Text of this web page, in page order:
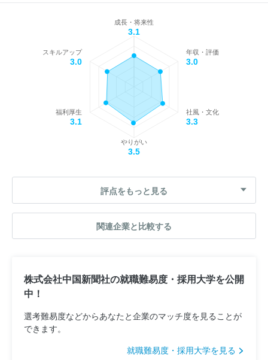
成長・将来性
3.1
年収・評価
3.0
社風・文化
3.3
やりがい
3.5
福利厚生
3.1
スキルアップ
3.0
評点をもっと見る
関連企業と比較する
株式会社中国新聞社の就職難易度・採用大学を公開
中！
選考難易度などからあなたと企業のマッチ度を見ることが
できます。
就職難易度・採用大学を見る